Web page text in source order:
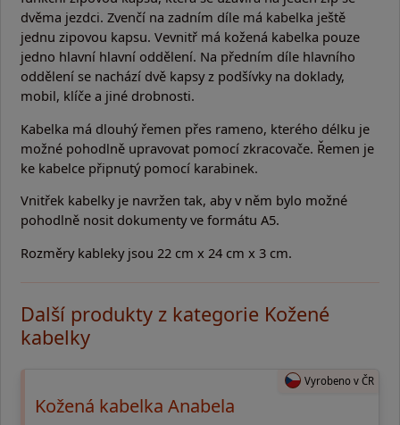
dvěma jezdci. Zvenčí na zadním díle má kabelka ještě
jednu zipovou kapsu. Vevnitř má kožená kabelka pouze
jedno hlavní hlavní oddělení. Na předním díle hlavního
oddělení se nachází dvě kapsy z podšívky na doklady,
mobil, klíče a jiné drobnosti.
Kabelka má dlouhý řemen přes rameno, kterého délku je
možné pohodlně upravovat pomocí zkracovače. Řemen je
ke kabelce připnutý pomocí karabinek.
Vnitřek kabelky je navržen tak, aby v něm bylo možné
pohodlně nosit dokumenty ve formátu A5.
Rozměry kableky jsou 22 cm x 24 cm x 3 cm.
Další produkty z kategorie Kožené
kabelky
Vyrobeno v ČR
Kožená kabelka Anabela